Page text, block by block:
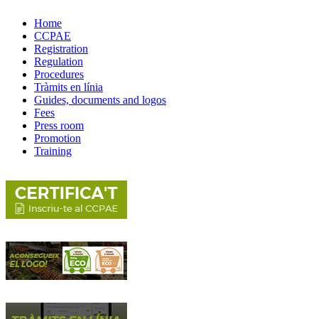
Home
CCPAE
Registration
Regulation
Procedures
Tràmits en línia
Guides, documents and logos
Fees
Press room
Promotion
Training